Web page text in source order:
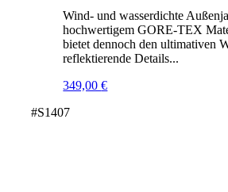
Wind- und wasserdichte
hochwertigem GORE-TEX
bietet dennoch den ultimativen
reflektierende Details...
349,00€
#S1407